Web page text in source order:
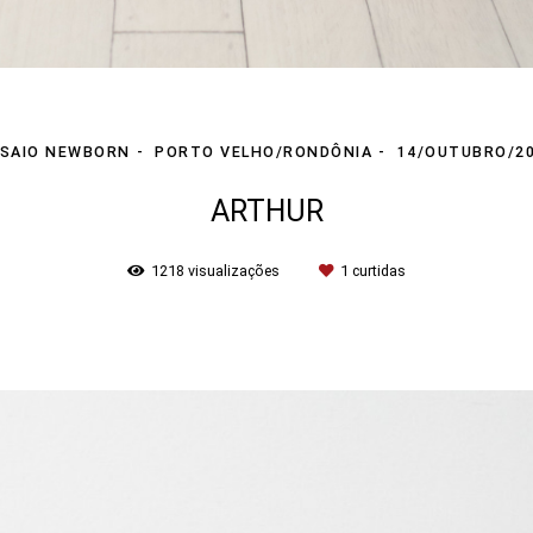
NEWBORN PORTO VELHO/RONDÔNIA 14/OUTUBRO/
ARTHUR
1218 visualizações 1 curtidas